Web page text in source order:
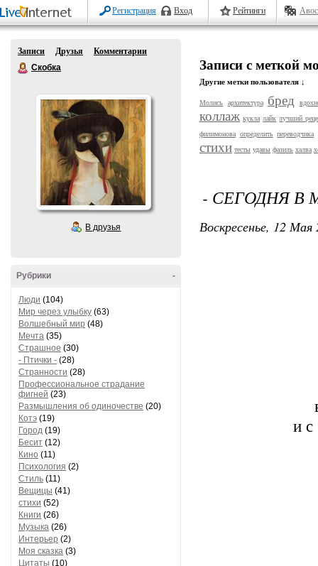
Регистрация Вход Рейтинги
Записи Друзья
Комментарии
Скобка
В друзья
-
Рубрики
Люди (104)
Мир через улыбку (63)
Волшебный мир (48)
Мечта (35)
Страшное (30)
- Птички - (28)
Странности (28)
Профессиональное страдание
фигней (23)
Размышления об одиночестве (20)
Котэ (19)
Город (19)
Бесит (12)
Кино (11)
Психология (2)
Стиль (11)
Вещицы (41)
стихи (52)
Книги (26)
Музыка (26)
Интерьер (2)
Моя сказка (3)
Цитаты (10)
Записи с меткой
Другие метки пользователя ↓
Молись архитектура бред
коллаж кукла лайк лучший
филимонова определить переводчика
стихи тесты удавы фазиль халва
- СЕГОДНЯ В
Воскресенье, 12
и с